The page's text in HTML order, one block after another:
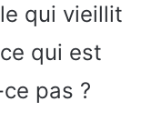
qui vieillit
qui est
pas ?